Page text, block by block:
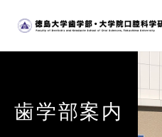
歯学部案内